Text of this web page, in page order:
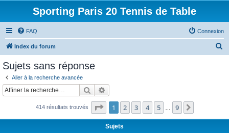
Sporting Paris 20 Tennis de Table
FAQ Connexion
Index du forum
c
Sujets sans réponse
Aller à la recherche avancée
Rechercher
414 résultats trouvés Page 1sur9
1 2 3 4 5 9
Sujets